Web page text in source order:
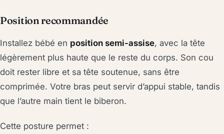
Position recommandée
Installez bébé en position semi-assise, avec la tête
légèrement plus haute que le reste du corps. Son cou
doit rester libre et sa tête soutenue, sans être
comprimée. Votre bras peut servir d’appui stable, tandis
que l’autre main tient le biberon.
Cette posture permet :